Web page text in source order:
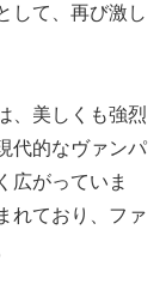
して、再び激し
、美しくも強烈
代的なヴァンパ
広がっていま
れており、ファ